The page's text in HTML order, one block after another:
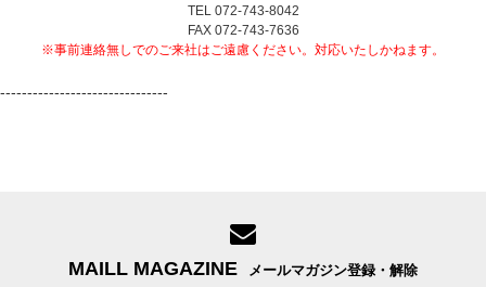
TEL 072-743-8042
FAX 072-743-7636
※事前連絡無しでのご来社はご遠慮ください。対応いたしかねます。
-------------------------------
MAILL MAGAZINE メールマガジン登録・解除